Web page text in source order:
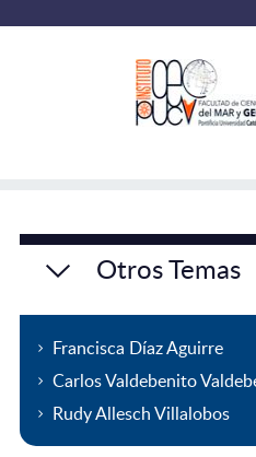
Otros Temas
Francisca Díaz Aguirre
Carlos Valdebenito
Rudy Allesch Villalobos